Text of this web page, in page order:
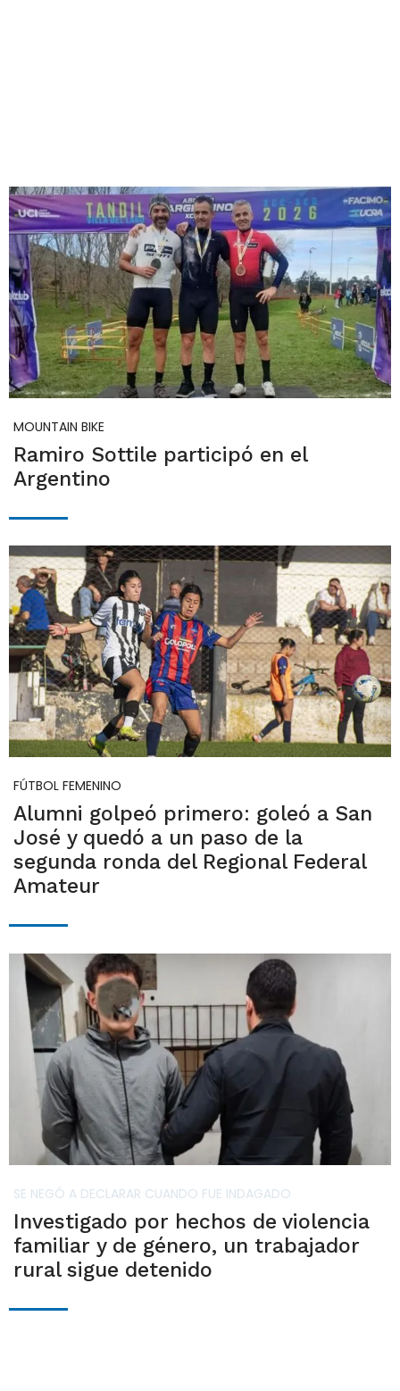
MOUNTAIN BIKE
Ramiro Sottile participó en el
Argentino
FÚTBOL FEMENINO
Alumni golpeó primero: goleó a San
José y quedó a un paso de la
segunda ronda del Regional Federal
Amateur
SE NEGÓ A DECLARAR CUANDO FUE INDAGADO
Investigado por hechos de violencia
familiar y de género, un trabajador
rural sigue detenido